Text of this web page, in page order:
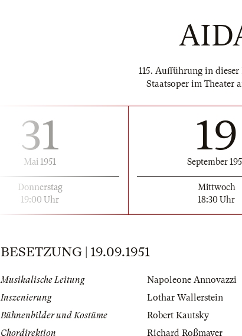
115. Aufführung in
Staatsoper im Theater
31
Mai 1951
Donnerstag
19:00 Uhr
19
September
Mittwoch
18:30 Uhr
BESETZUNG | 19.09.1951
Musikalische Leitung
Napoleone Annovazzi
Inszenierung
Lothar Wallerstein
Bühnenbilder und Kostüme
Robert Kautsky
Chordirektion
Richard Roßmayer